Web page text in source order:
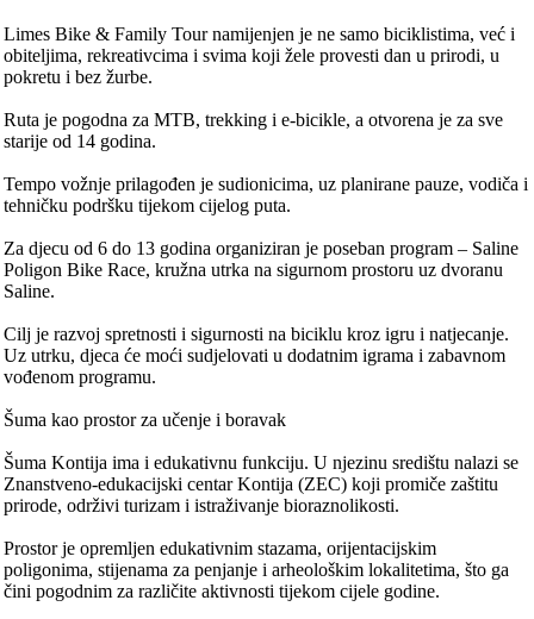
Limes Bike & Family Tour namijenjen je ne samo biciklistima, već i
obiteljima, rekreativcima i svima koji žele provesti dan u prirodi, u
pokretu i bez žurbe.
Ruta je pogodna za MTB, trekking i e-bicikle, a otvorena je za sve
starije od 14 godina.
Tempo vožnje prilagođen je sudionicima, uz planirane pauze, vodiča i
tehničku podršku tijekom cijelog puta.
Za djecu od 6 do 13 godina organiziran je poseban program – Saline
Poligon Bike Race, kružna utrka na sigurnom prostoru uz dvoranu
Saline.
Cilj je razvoj spretnosti i sigurnosti na biciklu kroz igru i natjecanje.
Uz utrku, djeca će moći sudjelovati u dodatnim igrama i zabavnom
vođenom programu.
Šuma kao prostor za učenje i boravak
Šuma Kontija ima i edukativnu funkciju. U njezinu središtu nalazi se
Znanstveno-edukacijski centar Kontija (ZEC) koji promiče zaštitu
prirode, održivi turizam i istraživanje bioraznolikosti.
Prostor je opremljen edukativnim stazama, orijentacijskim
poligonima, stijenama za penjanje i arheološkim lokalitetima, što ga
čini pogodnim za različite aktivnosti tijekom cijele godine.